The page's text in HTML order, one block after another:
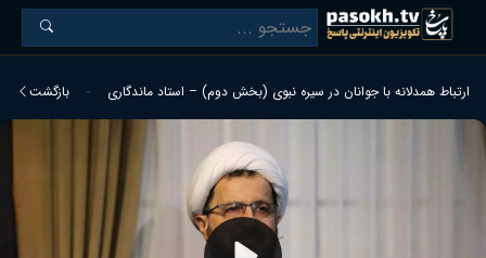
ارتباط همدلانه با جوانان در سیره نبوی (بخش دوم) – استاد ماندگاری بازگشت